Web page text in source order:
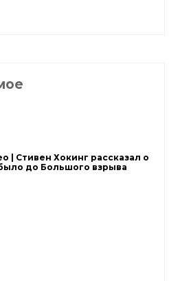
| Стивен Хокинг рассказал о
до Большого взрыва